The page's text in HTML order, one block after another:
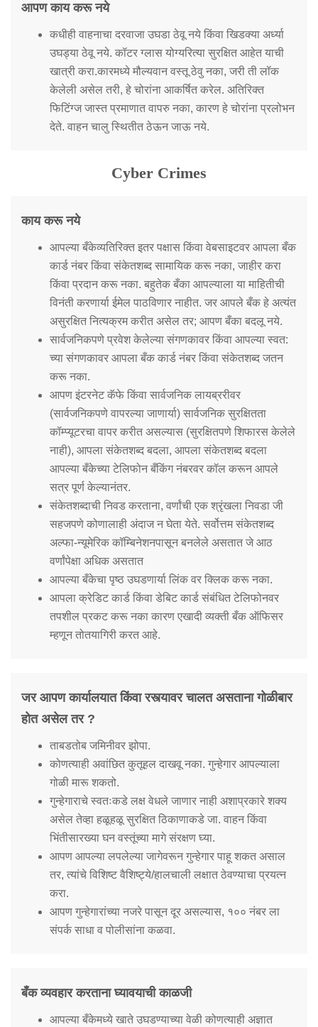
आपण काय करू नये
कधीही वाहनाचा दरवाजा उघडा ठेवू नये किंवा खिडक्या अर्ध्या
उघड्या ठेवू नये. कॉटर ग्लास योग्यरित्या सुरक्षित आहेत याची
खात्री करा.कारमध्ये मौल्यवान वस्तू ठेवु नका, जरी ती लॉक
केलेली असेल तरी, हे चोरांना आकर्षित करेल. अतिरिक्त
फिटिंग्ज जास्त प्रमाणात वापरु नका, कारण हे चोरांना प्रलोभन
देते. वाहन चालु स्थितीत ठेऊन जाऊ नये.
Cyber Crimes
काय करू नये
आपल्या बँकेव्यतिरिक्त इतर पक्षास किंवा वेबसाइटवर आपला बँक
कार्ड नंबर किंवा संकेतशब्द सामायिक करू नका, जाहीर करा
किंवा प्रदान करू नका. बहुतेक बँका आपल्याला या माहितीची
विनंती करणार्या ईमेल पाठविणार नाहीत. जर आपले बँक हे अत्यंत
असुरक्षित नित्यक्रम करीत असेल तर; आपण बँका बदलू नये.
सार्वजनिकपणे प्रवेश केलेल्या संगणकावर किंवा आपल्या स्वत:
च्या संगणकावर आपला बँक कार्ड नंबर किंवा संकेतशब्द जतन
करू नका.
आपण इंटरनेट कॅफे किंवा सार्वजनिक लायब्ररीवर
(सार्वजनिकपणे वापरल्या जाणार्या) सार्वजनिक सुरक्षितता
कॉम्प्यूटरचा वापर करीत असल्यास (सुरक्षितपणे शिफारस केलेले
नाही), आपला संकेतशब्द बदला, आपला संकेतशब्द बदला
आपल्या बँकेच्या टेलिफोन बँकिंग नंबरवर कॉल करून आपले
सत्र पूर्ण केल्यानंतर.
संकेतशब्दाची निवड करताना, वर्णांची एक श्रृंखला निवडा जी
सहजपणे कोणालाही अंदाज न घेता येते. सर्वोत्तम संकेतशब्द
अल्फा-न्यूमेरिक कॉम्बिनेशनपासून बनलेले असतात जे आठ
वर्णांपेक्षा अधिक असतात
आपल्या बँकेचा पृष्ठ उघडणार्या लिंक वर क्लिक करू नका.
आपला क्रेडिट कार्ड किंवा डेबिट कार्ड संबंधित टेलिफोनवर
तपशील प्रकट करू नका कारण एखादी व्यक्ती बँक ऑफिसर
म्हणून तोतयागिरी करत आहे.
जर आपण कार्यालयात किंवा रस्त्यावर चालत असताना गोळीबार
होत असेल तर ?
ताबडतोब जमिनीवर झोपा.
कोणत्याही अवांछित कुतूहल दाखवू नका. गुन्हेगार आपल्याला
गोळी मारू शकतो.
गुन्हेगाराचे स्वतःकडे लक्ष वेधले जाणार नाही अशाप्रकारे शक्य
असेल तेव्हा हळूहळू सुरक्षित ठिकाणाकडे जा. वाहन किंवा
भिंतीसारख्या घन वस्तूंच्या मागे संरक्षण घ्या.
आपण आपल्या लपलेल्या जागेवरून गुन्हेगार पाहू शकत असाल
तर, त्यांचे विशिष्ट वैशिष्ट्ये/हालचाली लक्षात ठेवण्याचा प्रयत्न
करा.
आपण गुन्हेगारांच्या नजरे पासून दूर असल्यास, १०० नंबर ला
संपर्क साधा व पोलीसांना कळवा.
बँक व्यवहार करताना घ्यावयाची काळजी
आपल्या बँकेमध्ये खाते उघडण्याच्या वेळी कोणत्याही अज्ञात